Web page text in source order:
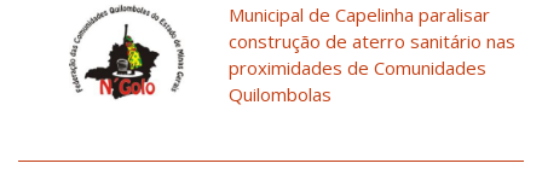
Municipal de Capelinha paralisar
construção de aterro sanitário nas
proximidades de Comunidades
Quilombolas